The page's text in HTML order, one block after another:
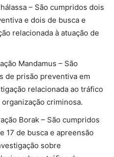
– São cumpridos dois
e dois de busca e
relacionada à atuação de
Mandamus – São
de prisão preventiva em
relacionada ao tráfico
criminosa.
Borak – São cumpridos
17 de busca e apreensão
sobre